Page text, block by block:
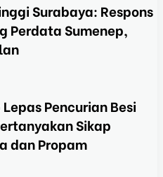
Surabaya: Respons
Perdata Sumenep,
Pencurian Besi
Sikap
dan Propam